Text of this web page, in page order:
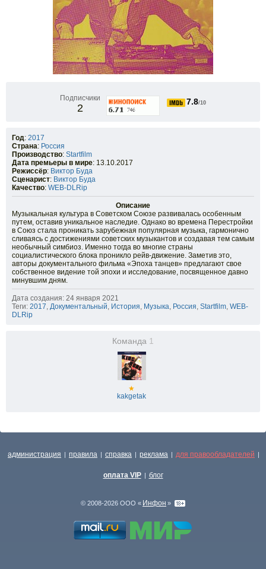
Подписчики
2
7.8/10
Год: 2017
Страна: Россия
Производство: Startfilm
Дата премьеры в мире: 13.10.2017
Режиссёр: Виктор Буда
Сценарист: Виктор Буда
Качество: WEB-DLRip
Описание
Музыкальная культура в Советском Союзе развивалась особенным
путем, оставив уникальное наследие. Однако во времена Перестройки
в Союз стала проникать зарубежная популярная музыка, гармонично
сливаясь с достижениями советских музыкантов и создавая тем самым
необычный симбиоз. Именно тогда во многие страны
социалистического блока проникло рейв-движение. Заметив это,
авторы документального фильма «Эпоха танцев» предлагают свое
собственное видение той эпохи и исследование, посвященное давно
минувшим дням.
Дата создания: 24 января 2021
Теги: 2017, Документальный, История, Музыка, Россия, Startfilm, WEB-
DLRip
Команда 1
★
kakgetak
администрация | правила | справка | реклама | для правообладателей |
оплата VIP | блог
© 2008-2026 ООО « Инфон »